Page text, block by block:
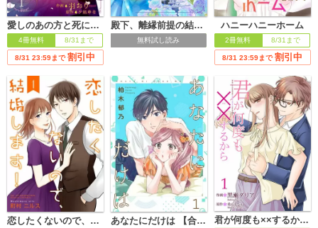
愛しのあの方と死に別れて千年～今日も私は悪役令嬢を演じます～
4冊無料 8/31まで
8/31 23:59まで 割引中
殿下、離縁前提の結婚生活、いかがですか？【合冊版】
無料試し読み
ハニーハニーホーム
2冊無料 8/31まで
8/31 23:59まで 割引中
恋したくないので、結婚します！ 【合冊版】 あなたにだけは 【合冊版】 君が何度も××するから 【合冊版】